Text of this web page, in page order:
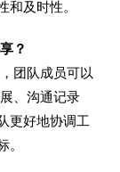
和及时性。
？
团队成员可以
、沟通记录
更好地协调工
。